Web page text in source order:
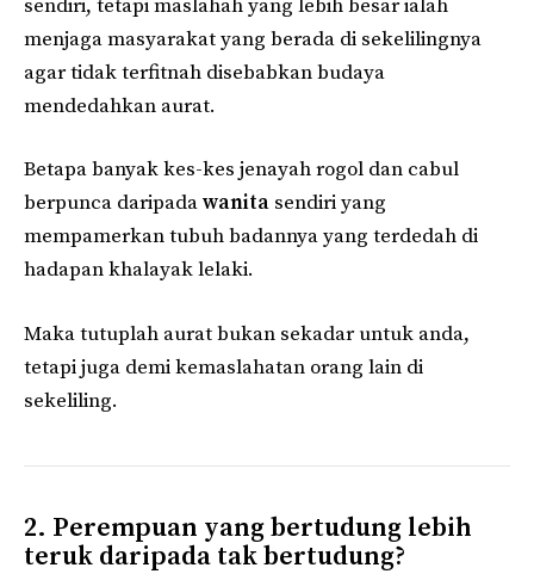
sendiri, tetapi maslahah yang lebih besar ialah
menjaga masyarakat yang berada di sekelilingnya
agar tidak terfitnah disebabkan budaya
mendedahkan aurat.
Betapa banyak kes-kes jenayah rogol dan cabul
berpunca daripadawanita sendiri yang
mempamerkan tubuh badannya yang terdedah di
hadapan khalayak lelaki.
Maka tutuplah aurat bukan sekadar untuk anda,
tetapi juga demi kemaslahatan orang lain di
sekeliling.
2. Perempuan yang bertudung lebih
teruk daripada tak bertudung?